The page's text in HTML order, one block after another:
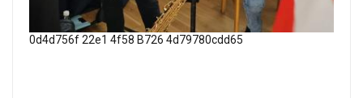
0d4d756f 22e1 4f58 B726 4d79780cdd65